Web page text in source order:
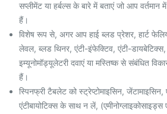
सप्लीमेंट या हर्बल्स के बारे में बताएं जो आप
हैं।
विशेष रूप से, अगर आप हाई ब्लड प्रेशर, हार्ट
लेवल, ब्लड थिनर, एंटी-इंफेक्टिव, एंटी-
इम्यूनोमॉड्यूलेटरी दवाएं या मस्तिष्क से संबंधित
हैं।
स्पिनफ्री टैबलेट को स्ट्रेप्टोमाइसिन, जेंटामाइसिन,
एंटीबायोटिक्स के साथ न लें,